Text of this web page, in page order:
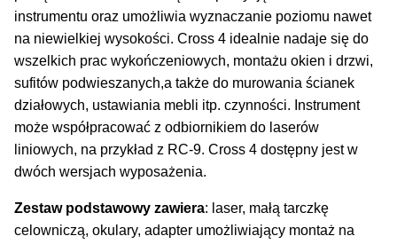
instrumentu oraz umożliwia wyznaczanie poziomu nawet
na niewielkiej wysokości. Cross 4 idealnie nadaje się do
wszelkich prac wykończeniowych, montażu okien i drzwi,
sufitów podwieszanych,a także do murowania ścianek
działowych, ustawiania mebli itp. czynności. Instrument
może współpracować z odbiornikiem do laserów
liniowych, na przykład z RC-9. Cross 4 dostępny jest w
dwóch wersjach wyposażenia.
Zestaw podstawowy zawiera: laser, małą tarczkę
celowniczą, okulary, adapter umożliwiający montaż na